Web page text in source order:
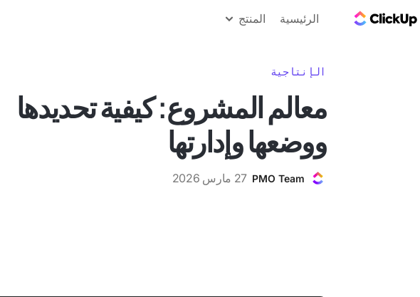
الرئيسية المنتج
الإنتاجية
معالم المشروع: كيفية تحديدها
ووضعها وإدارتها
PMO Team 27 مارس 2026